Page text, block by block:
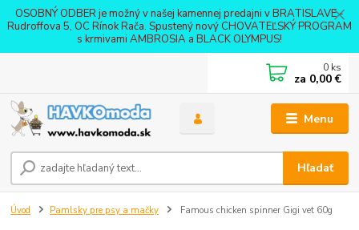
OSOBNÝ ODBER je možný v našej kamennej predajni v BRATISLAVE -
Rudroffova 5, OC Rínok Rača. Spustený nový CHOVATEĽSKÝ PROGRAM
s krmivami AMBROSIA a BLACK OLYMPUS!
Menu
Hľadať
0 ks
za 0,00 €
Úvod Pamlsky pre psy a mačky Famous chicken spinner Gigi vet 60g